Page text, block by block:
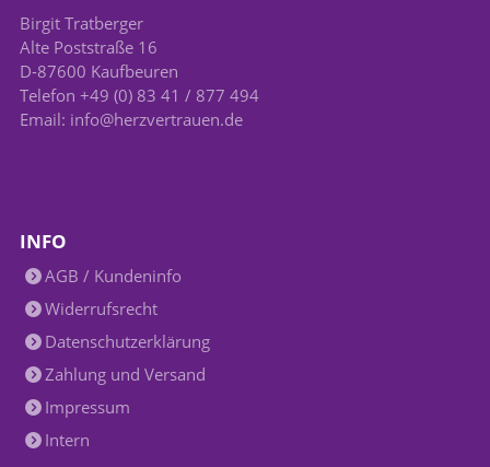
Birgit Tratberger
Alte Poststraße 16
D-87600 Kaufbeuren
Telefon +49 (0) 83 41 / 877 494
Email: info@herzvertrauen.de
INFO
AGB / Kundeninfo
Widerrufsrecht
Datenschutzerklärung
Zahlung und Versand
Impressum
Intern